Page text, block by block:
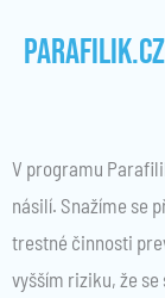
PARAFILIK.CZ
V programu
násilí. Snažíme se
trestné činnosti
vyšším riziku, že